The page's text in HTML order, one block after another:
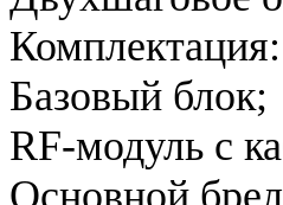
Комплектация:
Базовый блок;
RF-модуль с